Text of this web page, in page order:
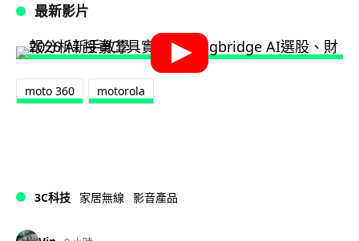
最新影片
moto 360 motorola
3C科技 家居無線 影音產品